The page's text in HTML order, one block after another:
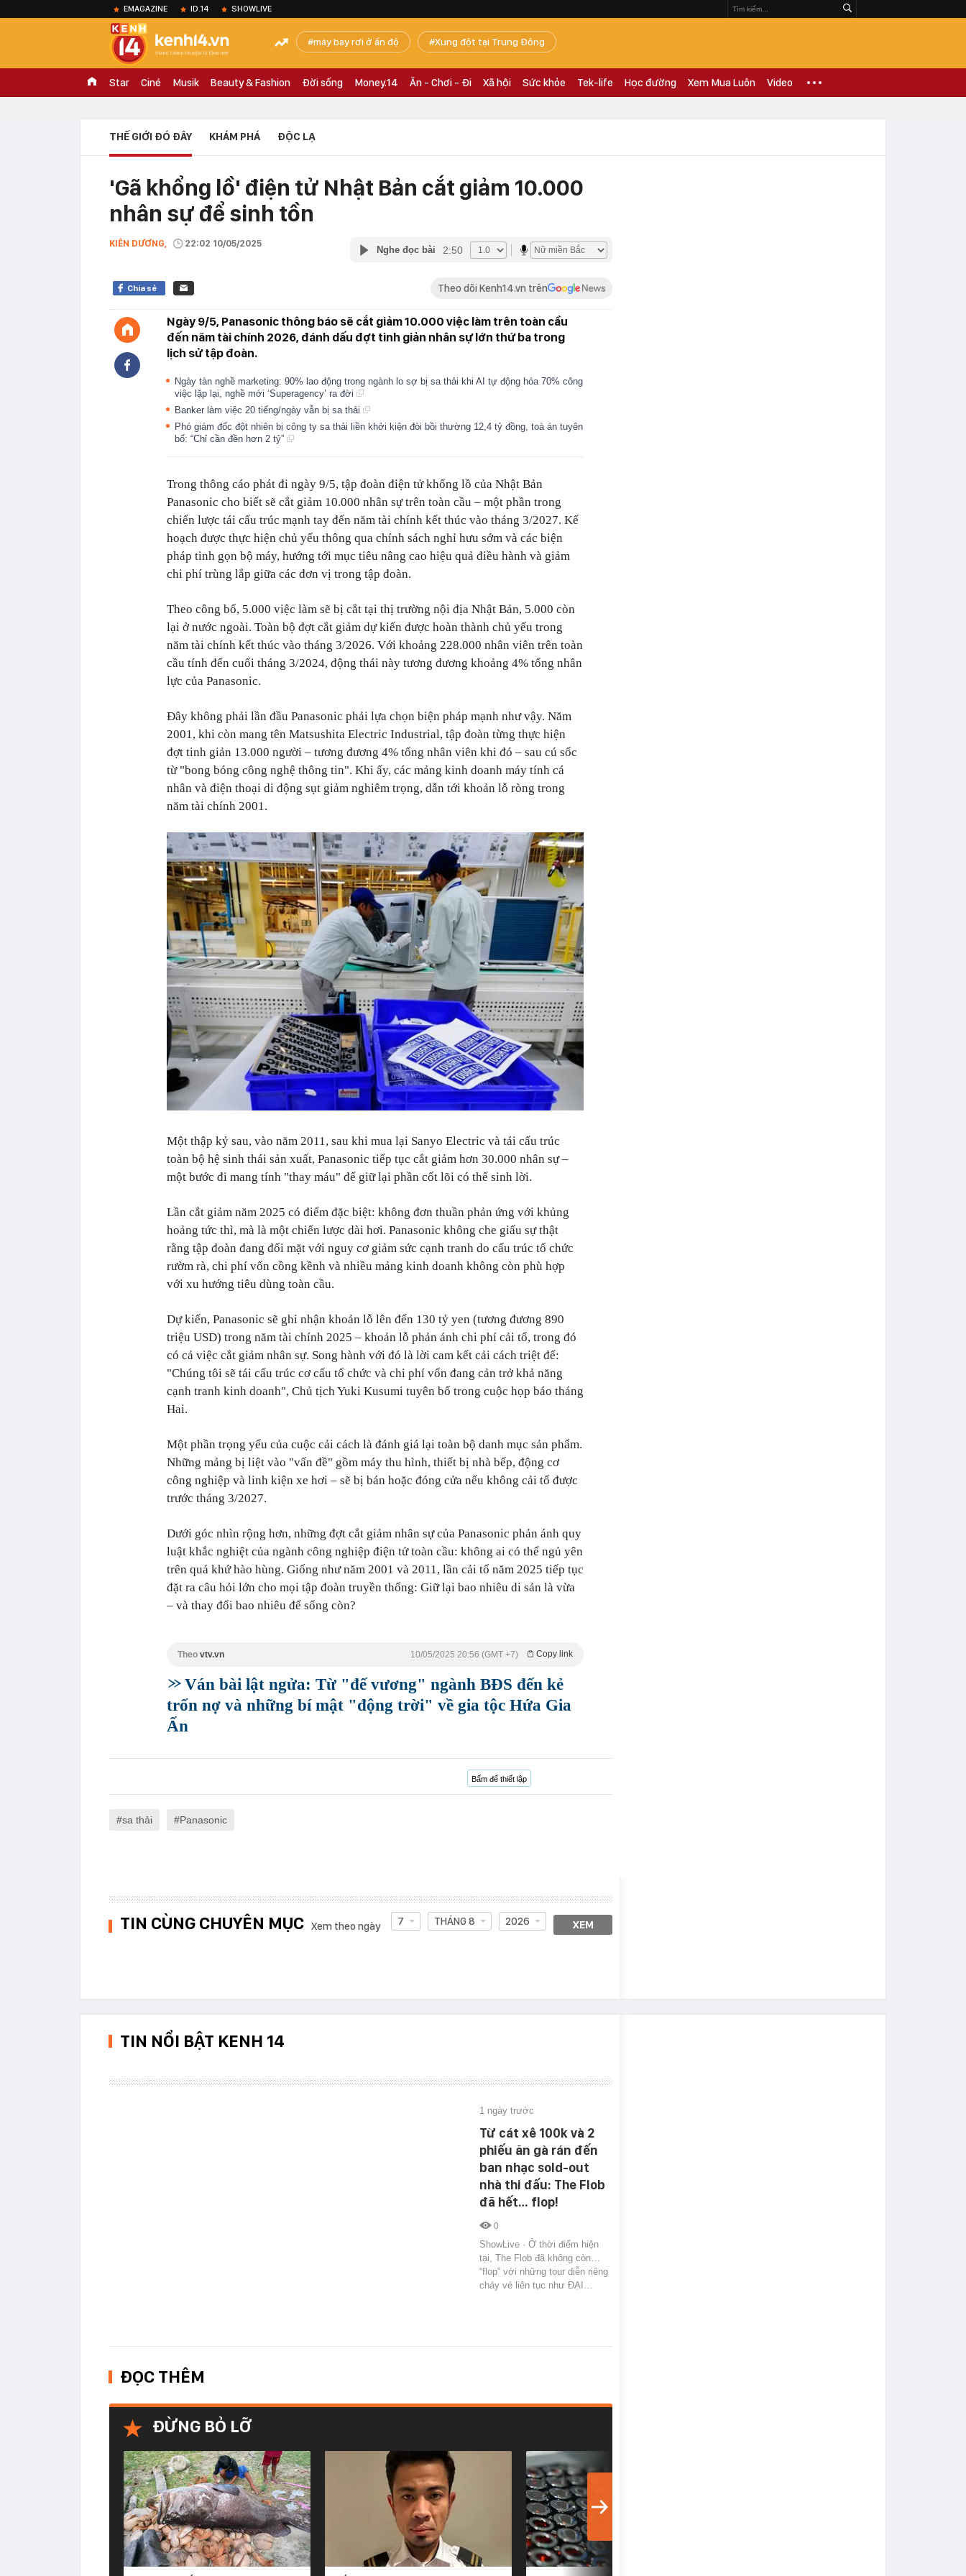
EMAGAZINE ID.14 SHOWLIVE
máy bay rơi ở ấn độ Xung đột tại Trung Đông
Star Ciné Musik Beauty & Fashion Đời sống Money.14 Ăn - Chơi - Đi Xã hội Sức khỏe Tek-life Học đường Xem Mua Luôn Video
THẾ GIỚI ĐÓ ĐÂY KHÁM PHÁ ĐỘC LẠ
'Gã khổng lồ' điện tử Nhật Bản cắt giảm 10.000
nhân sự để sinh tồn
KIÊN DƯƠNG, 22:02 10/05/2025
Nghe đọc bài 2:50
Chia sẻ Theo dõi Kenh14.vn trên
Ngày 9/5, Panasonic thông báo sẽ cắt giảm 10.000 việc làm trên toàn cầu
đến năm tài chính 2026, đánh dấu đợt tinh giản nhân sự lớn thứ ba trong
lịch sử tập đoàn.
Ngày tàn nghề marketing: 90% lao động trong ngành lo sợ bị sa thải khi AI tự động hóa 70% công
việc lặp lại, nghề mới ‘Superagency’ ra đời
Banker làm việc 20 tiếng/ngày vẫn bị sa thải
Phó giám đốc đột nhiên bị công ty sa thải liền khởi kiện đòi bồi thường 12,4 tỷ đồng, toà án tuyên
bố: “Chỉ cần đền hơn 2 tỷ”
Trong thông cáo phát đi ngày 9/5, tập đoàn điện tử khổng lồ của Nhật Bản
Panasonic cho biết sẽ cắt giảm 10.000 nhân sự trên toàn cầu – một phần trong
chiến lược tái cấu trúc mạnh tay đến năm tài chính kết thúc vào tháng 3/2027. Kế
hoạch được thực hiện chủ yếu thông qua chính sách nghỉ hưu sớm và các biện
pháp tinh gọn bộ máy, hướng tới mục tiêu nâng cao hiệu quả điều hành và giảm
chi phí trùng lắp giữa các đơn vị trong tập đoàn.
Theo công bố, 5.000 việc làm sẽ bị cắt tại thị trường nội địa Nhật Bản, 5.000 còn
lại ở nước ngoài. Toàn bộ đợt cắt giảm dự kiến được hoàn thành chủ yếu trong
năm tài chính kết thúc vào tháng 3/2026. Với khoảng 228.000 nhân viên trên toàn
cầu tính đến cuối tháng 3/2024, động thái này tương đương khoảng 4% tổng nhân
lực của Panasonic.
Đây không phải lần đầu Panasonic phải lựa chọn biện pháp mạnh như vậy. Năm
2001, khi còn mang tên Matsushita Electric Industrial, tập đoàn từng thực hiện
đợt tinh giản 13.000 người – tương đương 4% tổng nhân viên khi đó – sau cú sốc
từ "bong bóng công nghệ thông tin". Khi ấy, các mảng kinh doanh máy tính cá
nhân và điện thoại di động sụt giảm nghiêm trọng, dẫn tới khoản lỗ ròng trong
năm tài chính 2001.
Một thập kỷ sau, vào năm 2011, sau khi mua lại Sanyo Electric và tái cấu trúc
toàn bộ hệ sinh thái sản xuất, Panasonic tiếp tục cắt giảm hơn 30.000 nhân sự –
một bước đi mang tính "thay máu" để giữ lại phần cốt lõi có thể sinh lời.
Lần cắt giảm năm 2025 có điểm đặc biệt: không đơn thuần phản ứng với khủng
hoảng tức thì, mà là một chiến lược dài hơi. Panasonic không che giấu sự thật
rằng tập đoàn đang đối mặt với nguy cơ giảm sức cạnh tranh do cấu trúc tổ chức
rườm rà, chi phí vốn cồng kềnh và nhiều mảng kinh doanh không còn phù hợp
với xu hướng tiêu dùng toàn cầu.
Dự kiến, Panasonic sẽ ghi nhận khoản lỗ lên đến 130 tỷ yen (tương đương 890
triệu USD) trong năm tài chính 2025 – khoản lỗ phản ánh chi phí cải tổ, trong đó
có cả việc cắt giảm nhân sự. Song hành với đó là lời cam kết cải cách triệt để:
"Chúng tôi sẽ tái cấu trúc cơ cấu tổ chức và chi phí vốn đang cản trở khả năng
cạnh tranh kinh doanh", Chủ tịch Yuki Kusumi tuyên bố trong cuộc họp báo tháng
Hai.
Một phần trọng yếu của cuộc cải cách là đánh giá lại toàn bộ danh mục sản phẩm.
Những mảng bị liệt vào "vấn đề" gồm máy thu hình, thiết bị nhà bếp, động cơ
công nghiệp và linh kiện xe hơi – sẽ bị bán hoặc đóng cửa nếu không cải tổ được
trước tháng 3/2027.
Dưới góc nhìn rộng hơn, những đợt cắt giảm nhân sự của Panasonic phản ánh quy
luật khắc nghiệt của ngành công nghiệp điện tử toàn cầu: không ai có thể ngủ yên
trên quá khứ hào hùng. Giống như năm 2001 và 2011, lần cải tổ năm 2025 tiếp tục
đặt ra câu hỏi lớn cho mọi tập đoàn truyền thống: Giữ lại bao nhiêu di sản là vừa
– và thay đổi bao nhiêu để sống còn?
Theo vtv.vn Copy link
10/05/2025 20:56 (GMT +7)
Ván bài lật ngửa: Từ "đế vương" ngành BĐS đến kẻ
trốn nợ và những bí mật "động trời" về gia tộc Hứa Gia
Ấn
Bấm để thiết lập
sa thải Panasonic
TIN CÙNG CHUYÊN MỤC Xem theo ngày 7 THÁNG 8 2026 XEM
TIN NỔI BẬT KENH 14
1 ngày trước
Từ cát xê 100k và 2
phiếu ăn gà rán đến
ban nhạc sold-out
nhà thi đấu: The Flob
đã hết… flop!
0
ShowLive · Ở thời điểm hiện
tại, The Flob đã không còn…
“flop” với những tour diễn riêng
cháy vé liên tục như ĐẠI…
ĐỌC THÊM
ĐỪNG BỎ LỠ